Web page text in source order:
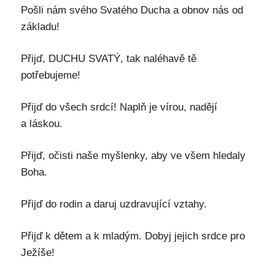
Pošli nám svého Svatého Ducha a obnov nás od
základu!
Přijď, DUCHU SVATÝ, tak naléhavě tě
potřebujeme!
Přijď do všech srdcí! Naplň je vírou, nadějí
a láskou.
Přijď, očisti naše myšlenky, aby ve všem hledaly
Boha.
Přijď do rodin a daruj uzdravující vztahy.
Přijď k dětem a k mladým. Dobyj jejich srdce pro
Ježíše!